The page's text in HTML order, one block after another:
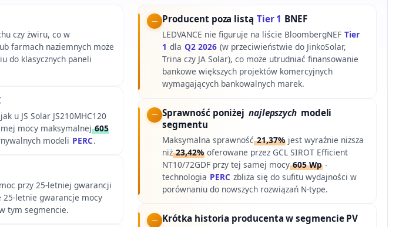
czy żwiru, co w
farmach naziemnych może
do klasycznych paneli
u JS Solar JS210MHC120
mocy maksymalnej605
modeli PERC.
przy 25-letniej gwarancji
25-letnie gwarancje mocy
tym segmencie.
Producent poza listą Tier 1 BNEF
LEDVANCE nie figuruje na liście BloombergNEF Tier
1 dla Q2 2026 (w przeciwieństwie do JinkoSolar,
Trina czy JA Solar), co może utrudniać finansowanie
bankowe większych projektów komercyjnych
wymagających bankowalnych marek.
Sprawność poniżej najlepszych modeli
segmentu
Maksymalna sprawność21,37% jest wyraźnie niższa
niż23,42% oferowane przez GCL SIROT Efficient
NT10/72GDF przy tej samej mocy605 Wp -
technologia PERC zbliża się do sufitu wydajności w
porównaniu do nowszych rozwiązań N-type.
Krótka historia producenta w segmencie PV